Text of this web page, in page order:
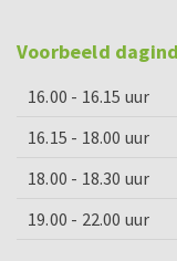
Voorbeeld
16.00 - 16.15 uur
16.15 - 18.00 uur
18.00 - 18.30 uur
19.00 - 22.00 uur